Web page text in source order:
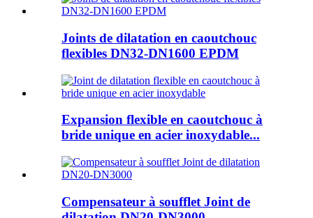
Joints de dilatation en caoutchouc
flexibles DN32-DN1600 EPDM
Expansion flexible en caoutchouc à
bride unique en acier inoxydable...
Compensateur à soufflet Joint de